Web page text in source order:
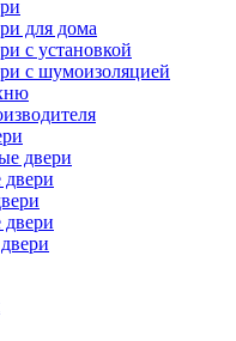
для дома
с установкой
с шумоизоляцией
двери
двери